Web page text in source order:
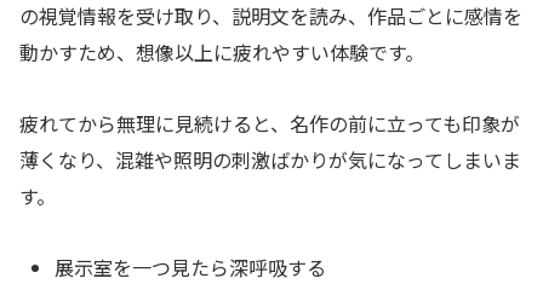
の視覚情報を受け取り、説明文を読み、作品ごとに感情を
動かすため、想像以上に疲れやすい体験です。
疲れてから無理に見続けると、名作の前に立っても印象が
薄くなり、混雑や照明の刺激ばかりが気になってしまいま
す。
展示室を一つ見たら深呼吸する